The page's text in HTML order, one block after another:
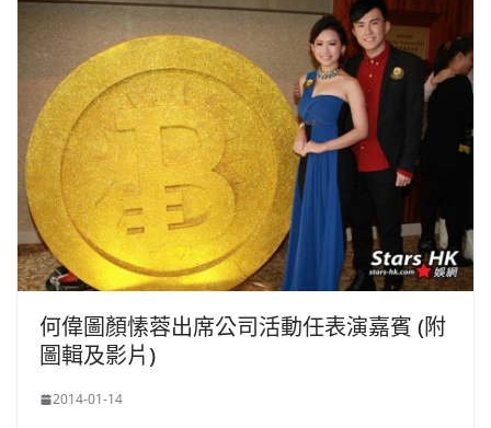
何偉圖顏愫蓉出席公司活動任表演嘉賓 (附
圖輯及影片)
2014-01-14